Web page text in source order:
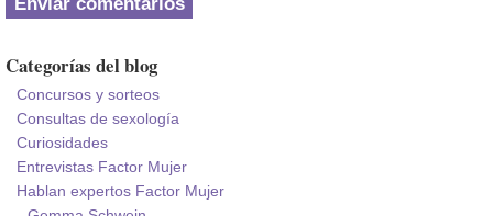
Categorías del blog
Concursos y sorteos
Consultas de sexología
Curiosidades
Entrevistas Factor Mujer
Hablan expertos Factor Mujer